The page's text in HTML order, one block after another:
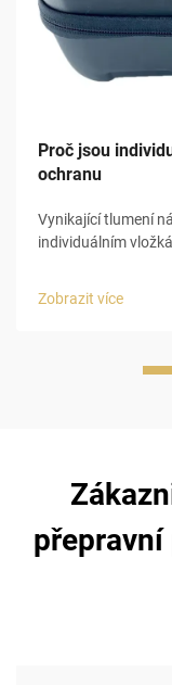
Proč jsou
ochranu
Vynikající tlumení
individuálním
Zobrazit více